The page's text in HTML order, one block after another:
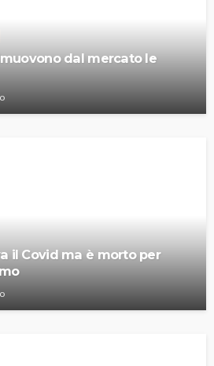
dal mercato le
il Covid ma è morto per